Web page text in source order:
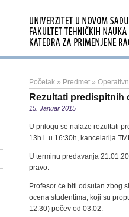
Početak » Predmet »
Rezultati predispitnih
15. Januar 2015
U prilogu se nalaze rezultati
13h i u 16:30h, kancelarija
U terminu predavanja
pravo.
Profesor će biti odsutan zbog
ocena studentima, koji su
12:30) počev od 03.02.